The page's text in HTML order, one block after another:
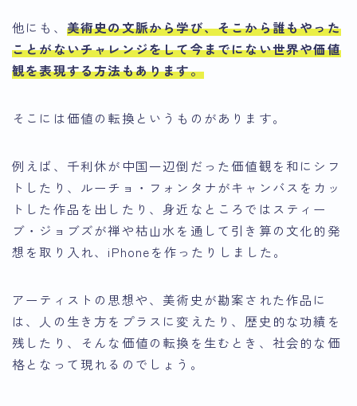
他にも、 美術史の文脈から学び、そこから誰もやった
ことがないチャレンジをして今までにない世界や価値
観を表現する方法もあります。
そこには価値の転換というものがあります。
例えば、千利休が中国一辺倒だった価値観を和にシフ
トしたり、ルーチョ・フォンタナがキャンバスをカッ
トした作品を出したり、身近なところではスティー
ブ・ジョブズが禅や枯山水を通して引き算の文化的発
想を取り入れ、iPhoneを作ったりしました。
アーティストの思想や、美術史が勘案された作品に
は、人の生き方をプラスに変えたり、歴史的な功績を
残したり、そんな価値の転換を生むとき、社会的な価
格となって現れるのでしょう。